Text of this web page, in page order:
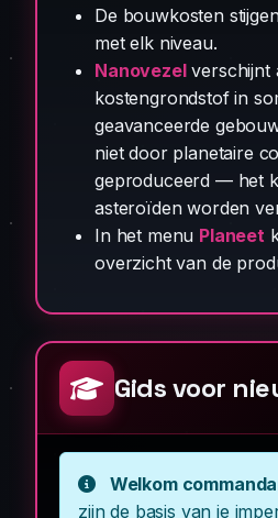
De bouwkosten
met elk niveau.
Nanovezelverschijnt
kostengrondstof in
geavanceerde
niet door planetaire
geproduceerd — het
asteroïden worden
In het menu Planeet
overzicht van de
Gids voor
Welkom
zijn de basis van je